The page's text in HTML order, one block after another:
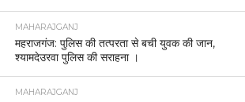
MAHARAJGANJ
महराजगंज: पुलिस की तत्परता से बची युवक की जान,
श्यामदेउरवा पुलिस की सराहना ।
MAHARAJGANJ